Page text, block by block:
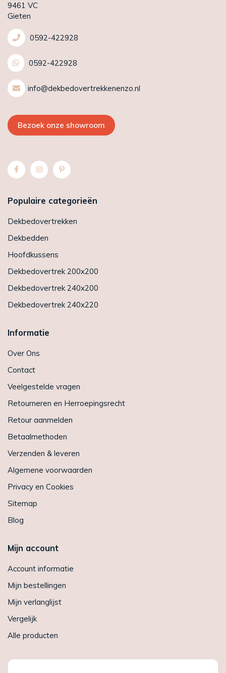
9461 VC
Gieten
0592-422928
0592-422928
info@dekbedovertrekkenenzo.nl
Bezoek onze showroom
Populaire categorieën
Dekbedovertrekken
Dekbedden
Hoofdkussens
Dekbedovertrek 200x200
Dekbedovertrek 240x200
Dekbedovertrek 240x220
Informatie
Over Ons
Contact
Veelgestelde vragen
Retourneren en Herroepingsrecht
Retour aanmelden
Betaalmethoden
Verzenden & leveren
Algemene voorwaarden
Privacy en Cookies
Sitemap
Blog
Mijn account
Account informatie
Mijn bestellingen
Mijn verlanglijst
Vergelijk
Alle producten